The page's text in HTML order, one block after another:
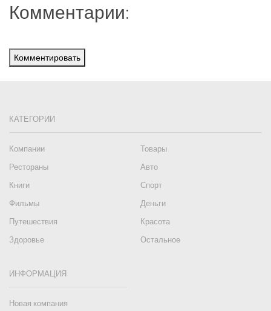
Комментарии:
Комментировать
КАТЕГОРИИ
Компании
Товары
Рестораны
Авто
Книги
Спорт
Фильмы
Деньги
Путешествия
Красота
Здоровье
Остальное
ИНФОРМАЦИЯ
Новая компания